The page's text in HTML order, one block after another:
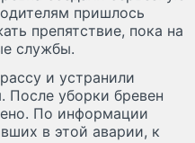
пришлось
препятствие, пока на
службы.
и устранили
После уборки бревен
По информации
в этой аварии, к